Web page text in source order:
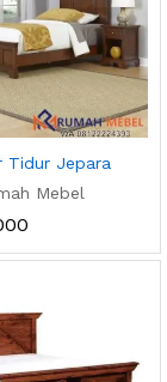
Tidur Jepara
Mebel